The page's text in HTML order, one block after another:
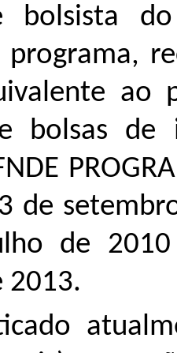
bolsista
ao
bolsas
de
de
2013.